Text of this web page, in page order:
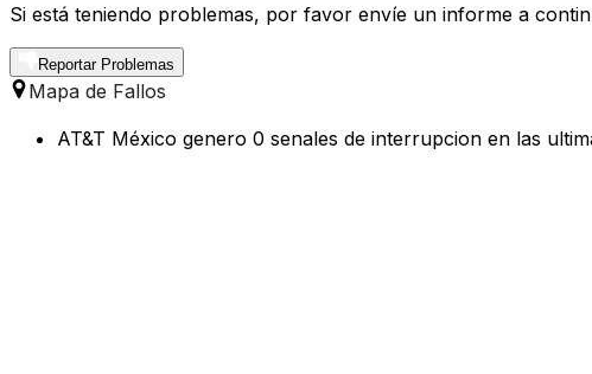
Si está teniendo problemas, por favor envíe un informe a
Reportar Problemas
Mapa de Fallos
AT&T México genero 0 senales de interrupcion en las